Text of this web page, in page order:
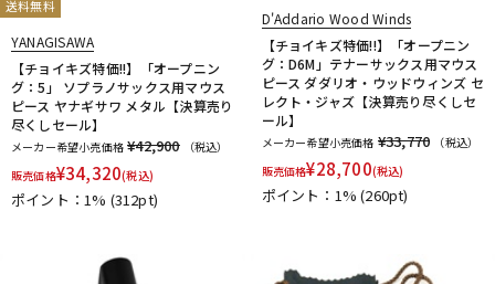
送料無料
YANAGISAWA
【チョイキズ特価!!】「オープニン
グ：5」 ソプラノサックス用マウス
ピース ヤナギサワ メタル【決算売り
尽くしセール】
メーカー希望小売価格 ¥42,900
（税込）
販売価格¥34,320(税込)
ポイント：1% (312pt)
D'Addario Wood Winds
【チョイキズ特価!!】「オープニン
グ：D6M」テナーサックス用マウス
ピース ダダリオ・ウッドウィンズ セ
レクト・ジャズ【決算売り尽くしセ
ール】
メーカー希望小売価格 ¥33,770
（税込）
販売価格¥28,700(税込)
ポイント：1%(260pt)